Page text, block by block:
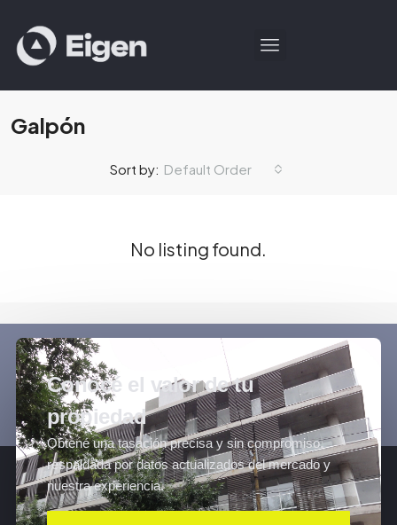
Galpón
Sort by: Default Order
No listing found.
Conocé el valor de tu
propiedad
Obtené una tasación precisa y sin compromiso,
respaldada por datos actualizados del mercado y
nuestra experiencia.